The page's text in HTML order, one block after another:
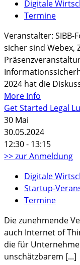
Digitale
Termine
Veranstalter:
sicher sind Webex,
2024 hat die
More Info
Get Started Legal
30 Mai
30.05.2024
12:30 - 13:15
>> zur Anmeldung
Digitale
Startup-
Termine
Die zunehmende
auch Internet of
die für
unschätzbarem [...]